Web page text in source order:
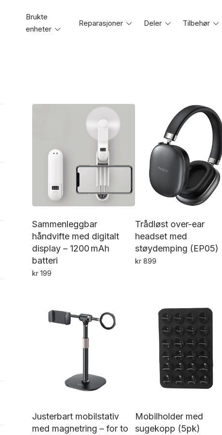
Brukte
enheter
Toggle
Reparasjoner
ToggleDeler
ToggleTilbehør
Sammenleggbar
håndvifte med digitalt
display – 1200 mAh
batteri
kr 199
flere
varianter.
Alternativene
velges
på
Trådløst over-ear
headset med
støydemping (EP05)
kr899
Justerbart mobilstativ
med magnetring – for to
Mobilholder med
sugekopp (5pk)